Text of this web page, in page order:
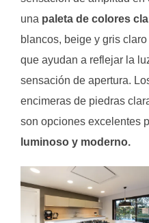
una paleta de colores
blancos, beige y gris
que ayudan a reflejar la
sensación de apertura.
encimeras de piedras
son opciones excelentes
luminoso y moderno.